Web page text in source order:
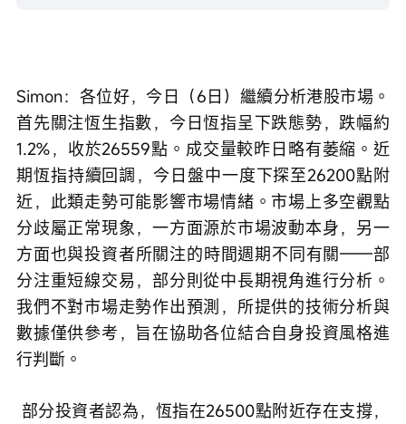
Simon：各位好，今日（6日）繼續分析港股市場。
首先關注恆生指數，今日恆指呈下跌態勢，跌幅約
1.2%，收於26559點。成交量較昨日略有萎縮。近
期恆指持續回調，今日盤中一度下探至26200點附
近，此類走勢可能影響市場情緒。市場上多空觀點
分歧屬正常現象，一方面源於市場波動本身，另一
方面也與投資者所關注的時間週期不同有關——部
分注重短線交易，部分則從中長期視角進行分析。
我們不對市場走勢作出預測，所提供的技術分析與
數據僅供參考，旨在協助各位結合自身投資風格進
行判斷。